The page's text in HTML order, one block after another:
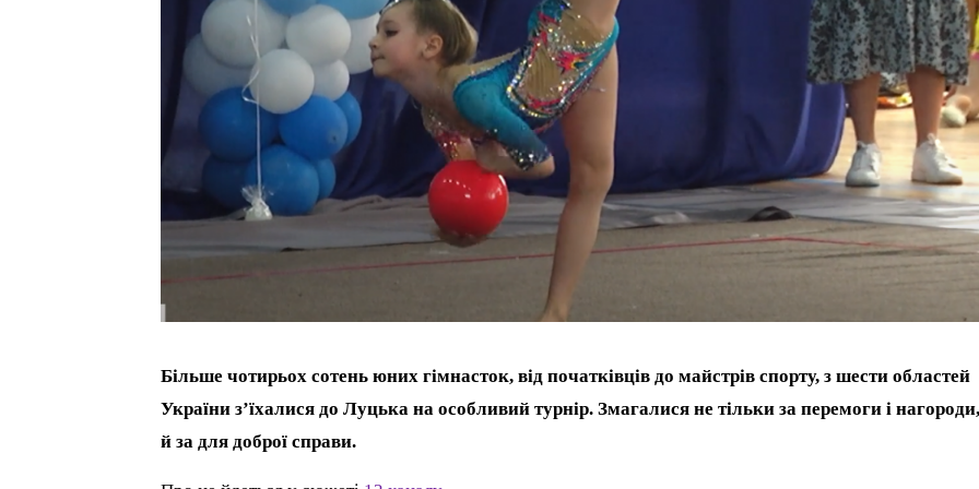
Більше чотирьох сотень юних гімнасток, від початківців до майстрів спорту, з шести областей
України з’їхалися до Луцька на особливий турнір. Змагалися не тільки за перемоги і
й за для доброї справи.